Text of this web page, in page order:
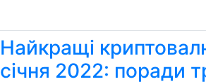
Найкращі
січня 2022: поради